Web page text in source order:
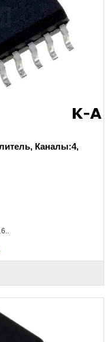
Каналы:4,